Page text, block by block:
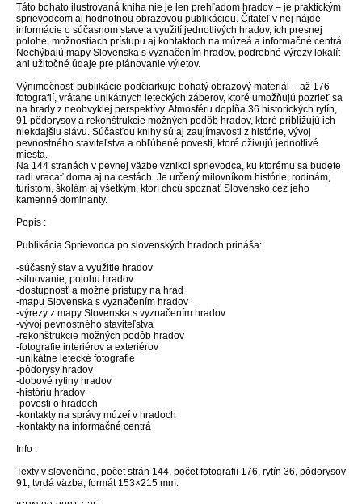
Táto bohato ilustrovaná kniha nie je len prehľadom hradov – je praktickým
sprievodcom aj hodnotnou obrazovou publikáciou. Čitateľ v nej nájde
informácie o súčasnom stave a využití jednotlivých hradov, ich presnej
polohe, možnostiach prístupu aj kontaktoch na múzeá a informačné centrá.
Nechýbajú mapy Slovenska s vyznačením hradov, podrobné výrezy lokalít
ani užitočné údaje pre plánovanie výletov.
Výnimočnosť publikácie podčiarkuje bohatý obrazový materiál – až 176
fotografií, vrátane unikátnych leteckých záberov, ktoré umožňujú pozrieť sa
na hrady z neobvyklej perspektívy. Atmosféru dopĺňa 36 historických rytín,
91 pôdorysov a rekonštrukcie možných podôb hradov, ktoré približujú ich
niekdajšiu slávu. Súčasťou knihy sú aj zaujímavosti z histórie, vývoj
pevnostného staviteľstva a obľúbené povesti, ktoré oživujú jednotlivé
miesta.
Na 144 stranách v pevnej väzbe vznikol sprievodca, ku ktorému sa budete
radi vracať doma aj na cestách. Je určený milovníkom histórie, rodinám,
turistom, školám aj všetkým, ktorí chcú spoznať Slovensko cez jeho
kamenné dominanty.
Popis :
Publikácia Sprievodca po slovenských hradoch prináša:
-súčasný stav a využitie hradov
-situovanie, polohu hradov
-dostupnosť a možné prístupy na hrad
-mapu Slovenska s vyznačením hradov
-výrezy z mapy Slovenska s vyznačením hradov
-vývoj pevnostného staviteľstva
-rekonštrukcie možných podôb hradov
-fotografie interiérov a exteriérov
-unikátne letecké fotografie
-pôdorysy hradov
-dobové rytiny hradov
-históriu hradov
-povesti o hradoch
-kontakty na správy múzeí v hradoch
-kontakty na informačné centrá
Info :
Texty v slovenčine, počet strán 144, počet fotografií 176, rytín 36, pôdorysov
91, tvrdá väzba, formát 153×215 mm.